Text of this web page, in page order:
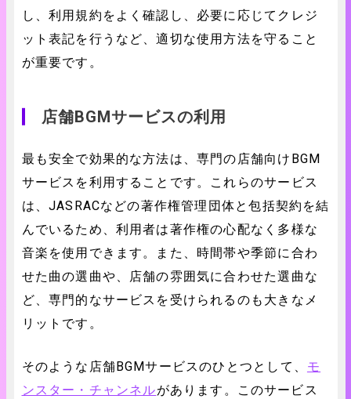
し、利用規約をよく確認し、必要に応じてクレジ
ット表記を行うなど、適切な使用方法を守ること
が重要です。
店舗BGMサービスの利用
最も安全で効果的な方法は、専門の店舗向けBGM
サービスを利用することです。これらのサービス
は、JASRACなどの著作権管理団体と包括契約を結
んでいるため、利用者は著作権の心配なく多様な
音楽を使用できます。また、時間帯や季節に合わ
せた曲の選曲や、店舗の雰囲気に合わせた選曲な
ど、専門的なサービスを受けられるのも大きなメ
リットです。
そのような店舗BGMサービスのひとつとして、 モ
ンスター・チャンネルがあります。このサービス